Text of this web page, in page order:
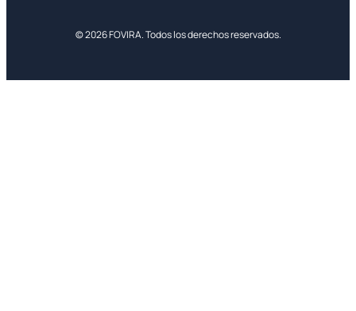
© 2026 FOVIRA. Todos los derechos reservados.